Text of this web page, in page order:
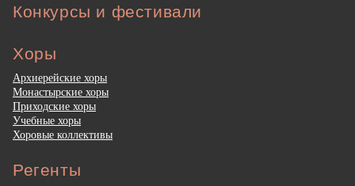
Конкурсы и фестивали
Хоры
Архиерейские хоры
Монастырские хоры
Приходские хоры
Учебные хоры
Хоровые коллективы
Регенты